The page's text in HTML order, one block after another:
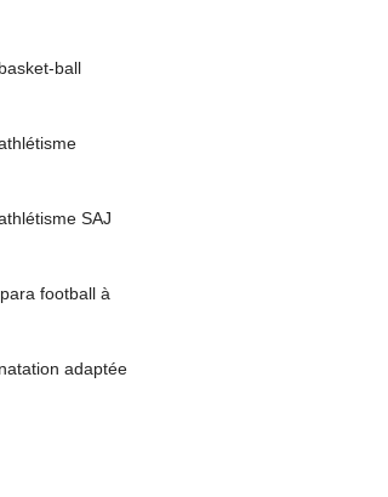
ball
SAJ
football à
adaptée